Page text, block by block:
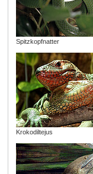
Spitzkopfnatter
Krokodiltejus